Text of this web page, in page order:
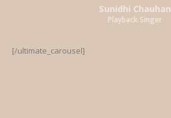
Sunidhi Chauhan
Playback Singer
[/ultimate_carousel]